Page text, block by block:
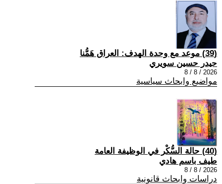
(39) موعد مع وحدة الهدف: العراق هَمُّنا
حيدر حسين سويري
2026 / 8 / 8
مواضيع وابحاث سياسية
(40) حالة السُّكْر في الوظيفة العامة
طيف باسم هادي
2026 / 8 / 8
دراسات وابحاث قانونية